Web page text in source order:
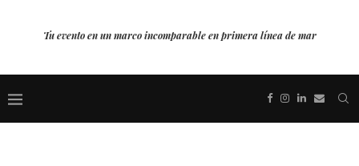
Tu evento en un marco incomparable en primera línea de mar